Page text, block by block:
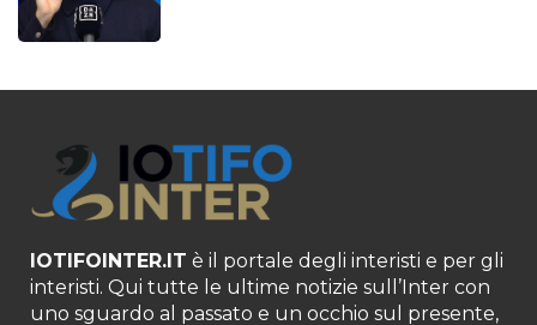
IOTIFOINTER.IT è il portale degli interisti e per gli
interisti. Qui tutte le ultime notizie sull’Inter con
uno sguardo al passato e un occhio sul presente,